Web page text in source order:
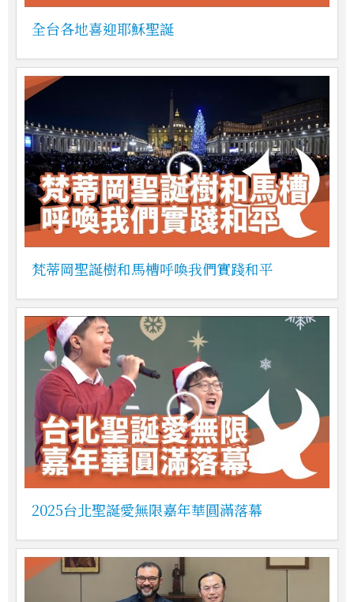
全台各地喜迎耶穌聖誕
梵蒂岡聖誕樹和馬槽呼喚我們實踐和平
2025台北聖誕愛無限嘉年華圓滿落幕